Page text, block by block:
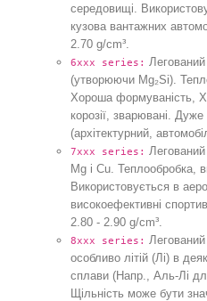
середовищі.
кузова вантажних
2.70 g/cm³.
6xxx series:
(утворюючи Mg₂Si).
Хороша формуваність,
корозії, зварювані.
(архітектурний,
7xxx series:
Mg і Cu. Теплообробка,
Використовується в
високоефективні
2.80 - 2.90 g/cm³.
8xxx series:
особливо літій (Лі) в
сплави (Напр., Аль-Лі
Щільність може бути